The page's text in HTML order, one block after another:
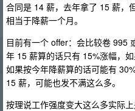
合同是 14 薪，去年拿了 15 薪，
相当于降薪一个月。
目前有一个 offer：会比较卷 995
年 15 薪算的话只有 15%涨幅，
如果按今年降薪算的话可能有
15 薪，可能也发不满这么多。
按理说工作强度变大这么多实际